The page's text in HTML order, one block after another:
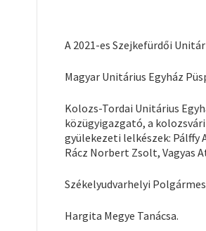
A 2021-es Szejkefürdői
Magyar Unitárius Egyház
Kolozs-Tordai Unitárius
közügyigazgató, a
gyülekezeti lelkészek: Pálffy
Rácz Norbert Zsolt, Vagyas
Székelyudvarhelyi
Hargita Megye Tanácsa.